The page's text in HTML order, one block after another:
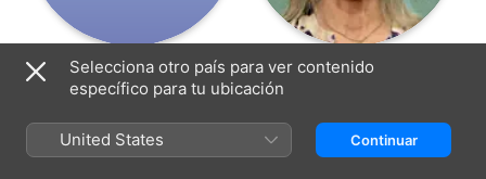
Steve Sauer
Producción
Lisa Henson
Selecciona otro país para ver contenido
específico para tu ubicación
United States Continuar